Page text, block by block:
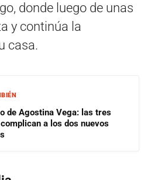
donde luego de unas
y continúa la
casa.
de Agostina Vega: las tres
a los dos nuevos